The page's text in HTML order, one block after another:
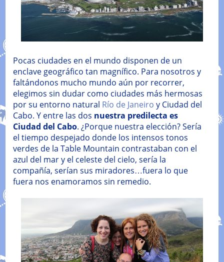
Pocas ciudades en el mundo disponen de un
enclave geográfico tan magnífico. Para nosotros y
faltándonos mucho mundo aún por recorrer,
elegimos sin dudar como ciudades más hermosas
por su entorno natural Río de Janeiro y Ciudad del
Cabo. Y entre las dos nuestra predilecta es
Ciudad del Cabo. ¿Porque nuestra elección? Sería
el tiempo despejado donde los intensos tonos
verdes de la Table Mountain contrastaban con el
azul del mar y el celeste del cielo, sería la
compañía, serían sus miradores…fuera lo que
fuera nos enamoramos sin remedio.